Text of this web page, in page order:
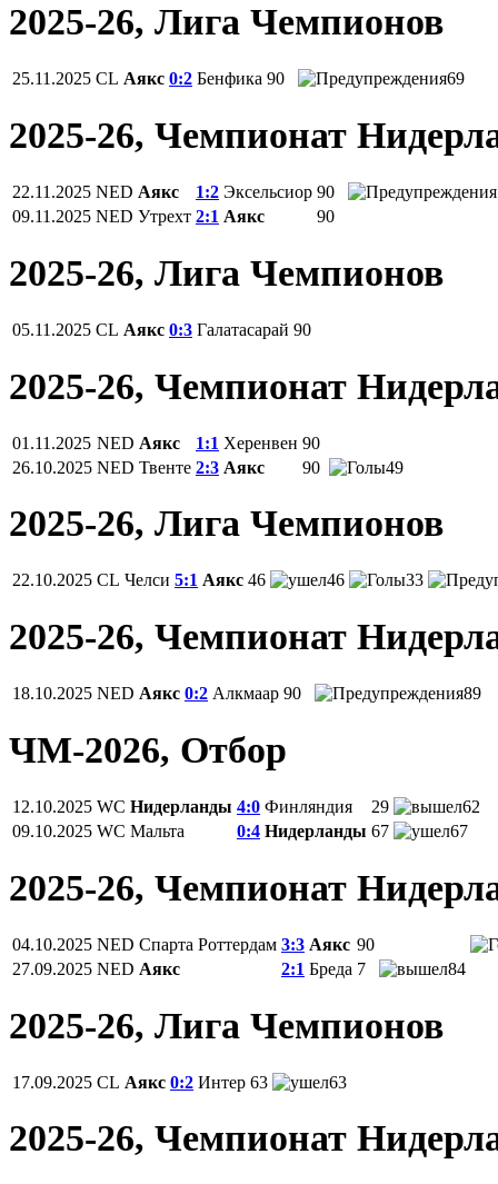
2025-26, Лига Чемпионов
25.11.2025 CL Аякс 0:2 Бенфика 90 69
2025-26, Чемпионат
22.11.2025 NED Аякс 1:2 Эксельсиор 90
09.11.2025 NED Утрехт 2:1 Аякс 90
2025-26, Лига Чемпионов
05.11.2025 CL Аякс 0:3 Галатасарай 90
2025-26, Чемпионат
01.11.2025 NED Аякс 1:1 Херенвен 90
26.10.2025 NED Твенте 2:3 Аякс 90 49
2025-26, Лига Чемпионов
22.10.2025 CL Челси 5:1 Аякс 46 46 33
2025-26, Чемпионат
18.10.2025 NED Аякс 0:2 Алкмаар 90 89
ЧМ-2026, Отбор
12.10.2025 WC Нидерланды 4:0 Финляндия 29
62
09.10.2025 WC Мальта 0:4 Нидерланды 67 67
2025-26, Чемпионат
04.10.2025 NED Спарта Роттердам 3:3 Аякс 90
27.09.2025 NED Аякс 2:1 Бреда 7 84
2025-26, Лига Чемпионов
17.09.2025 CL Аякс 0:2 Интер 63 63
2025-26, Чемпионат